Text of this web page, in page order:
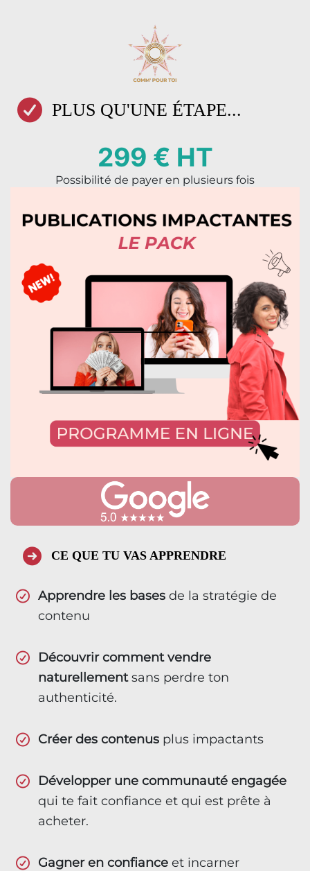
PLUS QU'UNE ÉTAPE...
299 € HT
Possibilité de payer en plusieurs fois
CE QUE TU VAS APPRENDRE
Apprendre les bases de la stratégie de
contenu
Découvrir comment vendre
naturellementsans perdre ton
authenticité.
Créer des contenus plus impactants
Développer une communauté engagée
qui te fait confiance et qui est prête à
acheter.
Gagner en confiance et incarner